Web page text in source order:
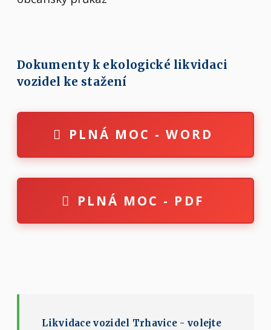
Dokumenty k ekologické likvidaci
vozidel ke stažení
PLNÁ MOC - WORD
PLNÁ MOC - PDF
Likvidace vozidel Trhavice - volejte